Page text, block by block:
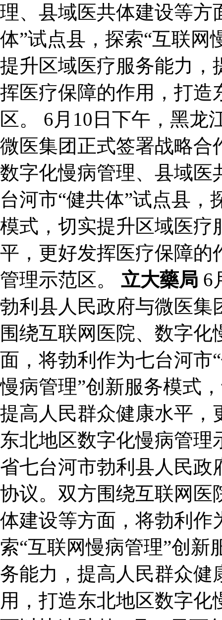
理、县域医共体建设等方
体”试点县，探索“互联网
提升区域医疗服务能力，
挥医疗保障的作用，打造
区。 6月10日下午，黑龙
微医集团正式签署战略合
数字化慢病管理、县域医
台河市“健共体”试点县，
模式，切实提升区域医疗
平，更好发挥医疗保障的
管理示范区。 立大藥局 6
勃利县人民政府与微医集
围绕互联网医院、数字
面，将勃利作为七台河市
慢病管理”创新服务模式
提高人民群众健康水平，
东北地区数字化慢病管理
省七台河市勃利县人民政
协议。双方围绕互联网医
体建设等方面，将勃利作
索“互联网慢病管理”创
务能力，提高人民群众健
用，打造东北地区数字